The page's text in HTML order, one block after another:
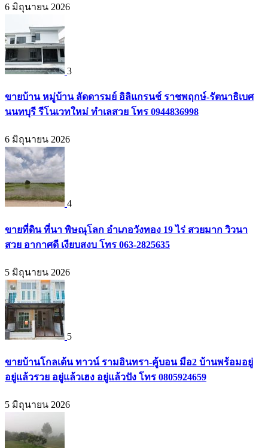
6 มิถุนายน 2026
3
ขายบ้าน หมู่บ้าน ลัดดารมย์ อิลิแกรนช์ ราชพฤกษ์-รัตนาธิเบศ
นนทบุรี รีโนเวทใหม่ ทำเลสวย โทร 0944836998
6 มิถุนายน 2026
4
ขายที่ดิน ที่นา พิษณุโลก อำเภอวังทอง 19 ไร่ สวยมาก วิวนา
สวย อากาศดี เงียบสงบ โทร 063-2825635
5 มิถุนายน 2026
5
ขายบ้านโกลเด้น ทาวน์ รามอินทรา-คู้บอน มือ2 บ้านพร้อมอยู่
อยู่แล้วรวย อยู่แล้วเฮง อยู่แล้วปัง โทร 0805924659
5 มิถุนายน 2026